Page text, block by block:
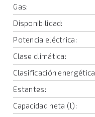
Gas:
Disponibilidad:
Potencia eléctrica:
Clase climática:
Clasificación
Estantes:
Capacidad neta (l):